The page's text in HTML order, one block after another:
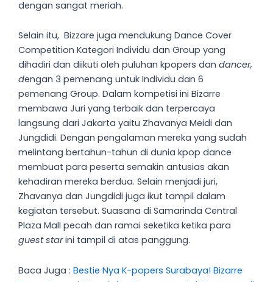
dengan sangat meriah.
Selain itu, Bizzare juga mendukung Dance Cover
Competition Kategori Individu dan Group yang
dihadiri dan diikuti oleh puluhan kpopers dan dancer,
dengan 3 pemenang untuk Individu dan 6
pemenang Group. Dalam kompetisi ini Bizarre
membawa Juri yang terbaik dan terpercaya
langsung dari Jakarta yaitu Zhavanya Meidi dan
Jungdidi. Dengan pengalaman mereka yang sudah
melintang bertahun-tahun di dunia kpop dance
membuat para peserta semakin antusias akan
kehadiran mereka berdua. Selain menjadi juri,
Zhavanya dan Jungdidi juga ikut tampil dalam
kegiatan tersebut. Suasana di Samarinda Central
Plaza Mall pecah dan ramai seketika ketika para
guest starini tampil di atas panggung.
Baca Juga : Bestie Nya K-popers Surabaya! Bizarre